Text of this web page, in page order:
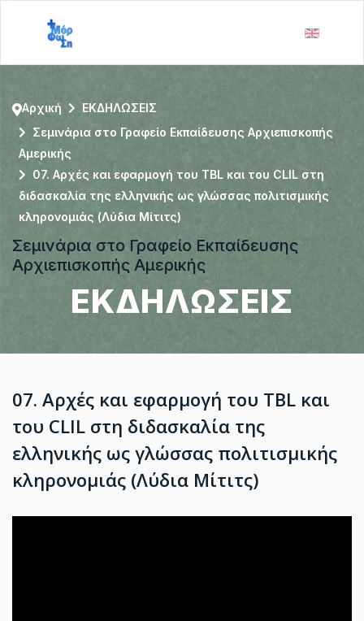
ΕΚΔΗΛΩΣΕΙΣ
Σεμινάρια στο Γραφείο Εκπαίδευσης
Αρχιεπισκοπής Αμερικής
Αρχική
ΕΚΔΗΛΩΣΕΙΣ
Σεμινάρια στο Γραφείο Εκπαίδευσης Αρχιεπισκοπής
Αμερικής
07. Αρχές και εφαρμογή του TBL και του CLIL στη
διδασκαλία της ελληνικής ως γλώσσας πολιτισμικής
κληρονομιάς (Λύδια Μίτιτς)
07. Αρχές και εφαρμογή του TBL και
του CLIL στη διδασκαλία της
ελληνικής ως γλώσσας πολιτισμικής
κληρονομιάς (Λύδια Μίτιτς)